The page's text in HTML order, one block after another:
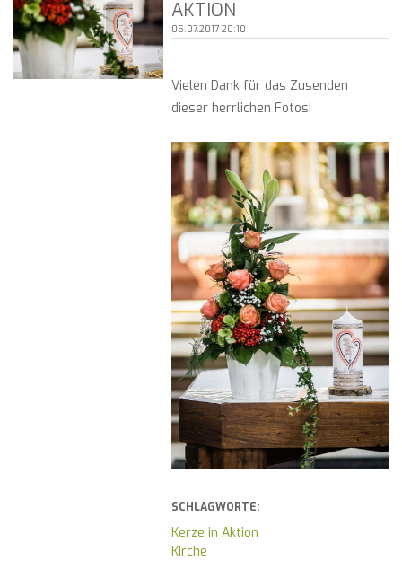
AKTION
05.07.2017 20:10
Vielen Dank für das Zusenden
dieser herrlichen Fotos!
SCHLAGWORTE:
Kerze in Aktion
Kirche